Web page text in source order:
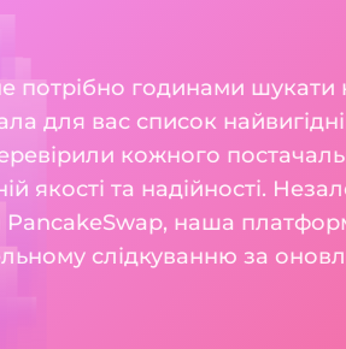
потрібно годинами
для вас список
кожного
якості та надійності.
PancakeSwap, наша
слідкуванню за